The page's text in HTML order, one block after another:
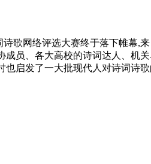
网络评选大赛终于落下帷幕,
员、各大高校的诗词达人、机
启发了一大批现代人对诗词诗